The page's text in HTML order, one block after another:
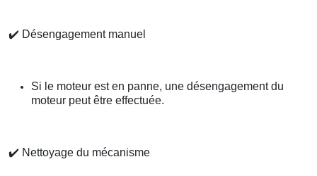
✔️ Désengagement manuel
Si le moteur est en panne, une désengagement du
moteur peut être effectuée.
✔️ Nettoyage du mécanisme